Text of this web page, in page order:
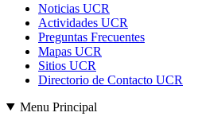
Noticias UCR
Actividades UCR
Preguntas Frecuentes
Mapas UCR
Sitios UCR
Directorio de Contacto UCR
Menu Principal